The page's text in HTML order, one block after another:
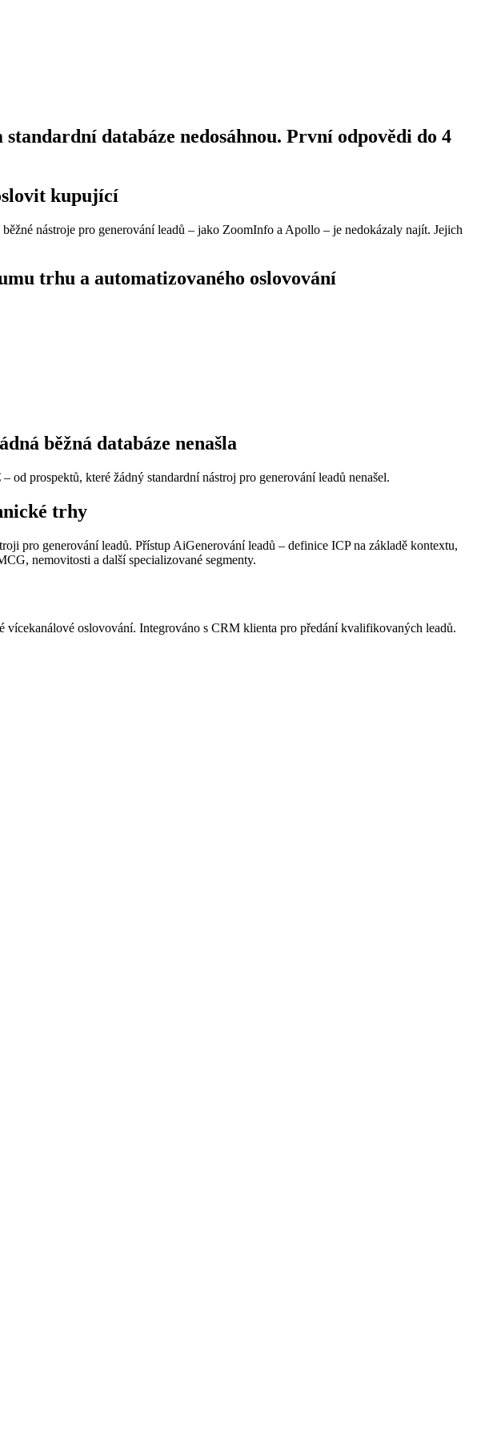
databáze nedosáhnou. První odpovědi do 4
kupující
nástroje pro generování leadů – jako ZoomInfo a Apollo – je nedokázaly najít. Jejich
trhu a automatizovaného oslovování
běžná databáze nenašla
prospektů, které žádný standardní nástroj pro generování leadů nenašel.
trhy
pro generování leadů. Přístup AiGenerování leadů – definice ICP na základě kontextu,
nemovitosti a další specializované segmenty.
oslovování. Integrováno s CRM klienta pro předání kvalifikovaných leadů.